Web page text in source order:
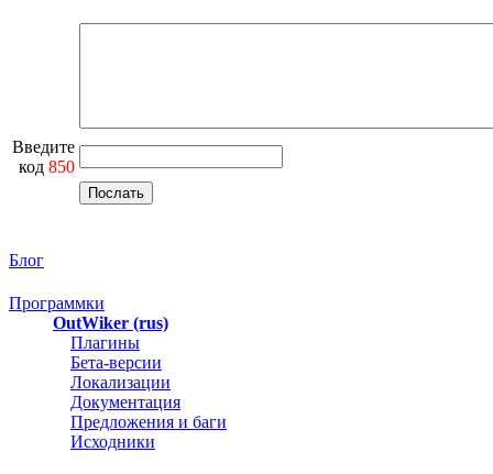
Введите
код 850
Блог
Программки
OutWiker (rus)
Плагины
Бета-версии
Локализации
Документация
Предложения и баги
Исходники